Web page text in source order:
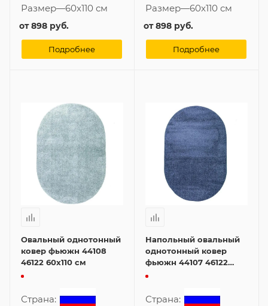
Размер—60x110 см
от898 руб.
Подробнее
Размер—60x110 см
от898 руб.
Подробнее
Овальный однотонный
ковер фьюжн 44108
46122 60x110 см
Страна:
Напольный овальный
однотонный ковер
фьюжн 44107 46122
160x300 см
Страна: